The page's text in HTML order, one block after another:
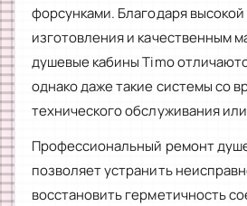
форсунками. Благодаря высокой
изготовления и качественным
душевые кабины Timo
однако даже такие системы со
технического обслуживания
Профессиональный ремонт
позволяет устранить
восстановить герметичность